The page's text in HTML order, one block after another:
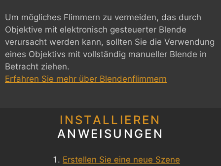
Um mögliches Flimmern zu vermeiden, das durch
Objektive mit elektronisch gesteuerter Blende
verursacht werden kann, sollten Sie die Verwendung
eines Objektivs mit vollständig manueller Blende in
Betracht ziehen.
Erfahren Sie mehr über Blendenflimmern
INSTALLIEREN
ANWEISUNGEN
Erstellen Sie eine neue Szene